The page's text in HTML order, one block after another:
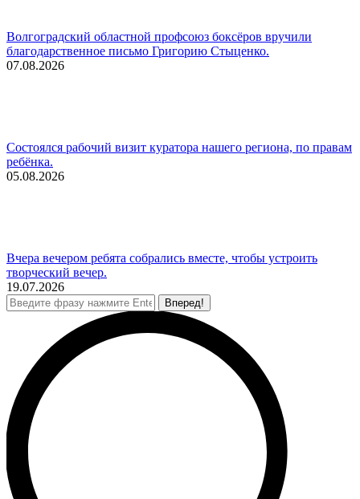
Волгоградский областной профсоюз боксёров вручили
благодарственное письмо Григорию Стыценко.
07.08.2026
Состоялся рабочий визит куратора нашего региона, по правам
ребёнка.
05.08.2026
Вчера вечером ребята собрались вместе, чтобы устроить
творческий вечер.
19.07.2026
Поиск: